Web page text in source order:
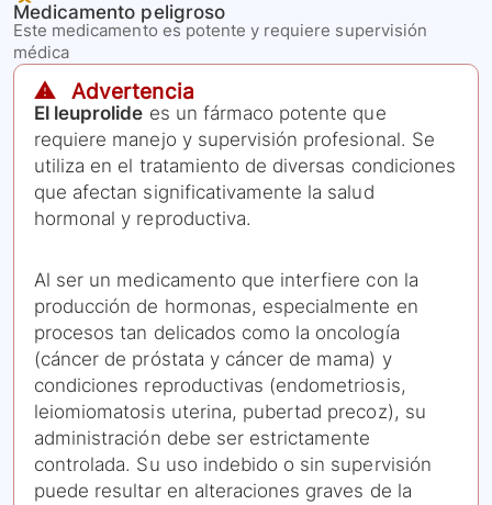
Medicamento peligroso
Este medicamento es potente y requiere supervisión
médica
⚠️ Advertencia
El leuprolide es un fármaco potente que
requiere manejo y supervisión profesional. Se
utiliza en el tratamiento de diversas condiciones
que afectan significativamente la salud
hormonal y reproductiva.
Al ser un medicamento que interfiere con la
producción de hormonas, especialmente en
procesos tan delicados como la oncología
(cáncer de próstata y cáncer de mama) y
condiciones reproductivas (endometriosis,
leiomiomatosis uterina, pubertad precoz), su
administración debe ser estrictamente
controlada. Su uso indebido o sin supervisión
puede resultar en alteraciones graves de la